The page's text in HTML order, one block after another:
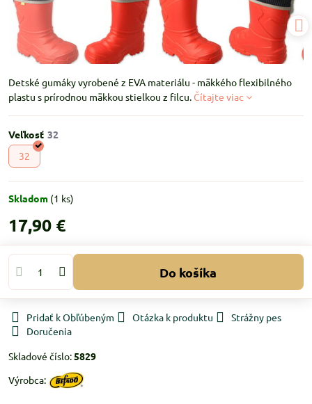
Detské gumáky vyrobené z EVA materiálu - mäkkého flexibilného
plastu s prírodnou mäkkou stielkou z filcu. Čítajte viac
Veľkosť
32
Skladom (1 ks)
17,90 €
Do košíka
Pridať k Obľúbeným Otázka k produktu
Strážny pes
Doručenia
Skladové číslo:5829
Výrobca: